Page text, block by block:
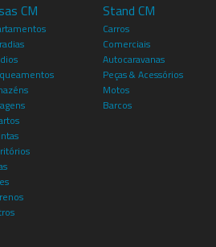
CM Stand CM
Carros
Comerciais
Autocaravanas
Peças & Acessórios
Motos
Barcos